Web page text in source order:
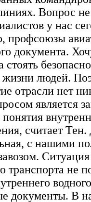
Вопрос
у нас
профсоюзы
документа.
жизни людей.
отрасли нет
является
понятия
считает
с нашими
Ситуация
транспорта не
документы. В